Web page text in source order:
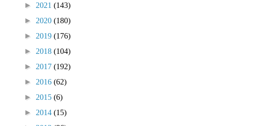
► 2021 (143)
► 2020 (180)
► 2019 (176)
► 2018 (104)
► 2017 (192)
► 2016 (62)
► 2015 (6)
► 2014 (15)